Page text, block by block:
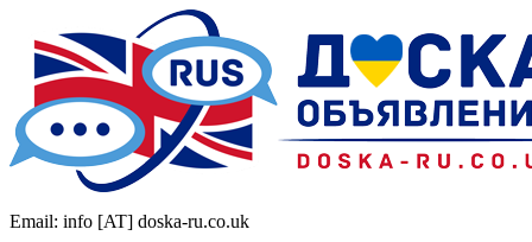
Email: info [AT] doska-ru.co.uk